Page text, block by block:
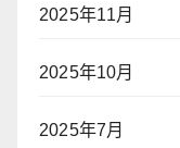
2025年11月
2025年10月
2025年7月